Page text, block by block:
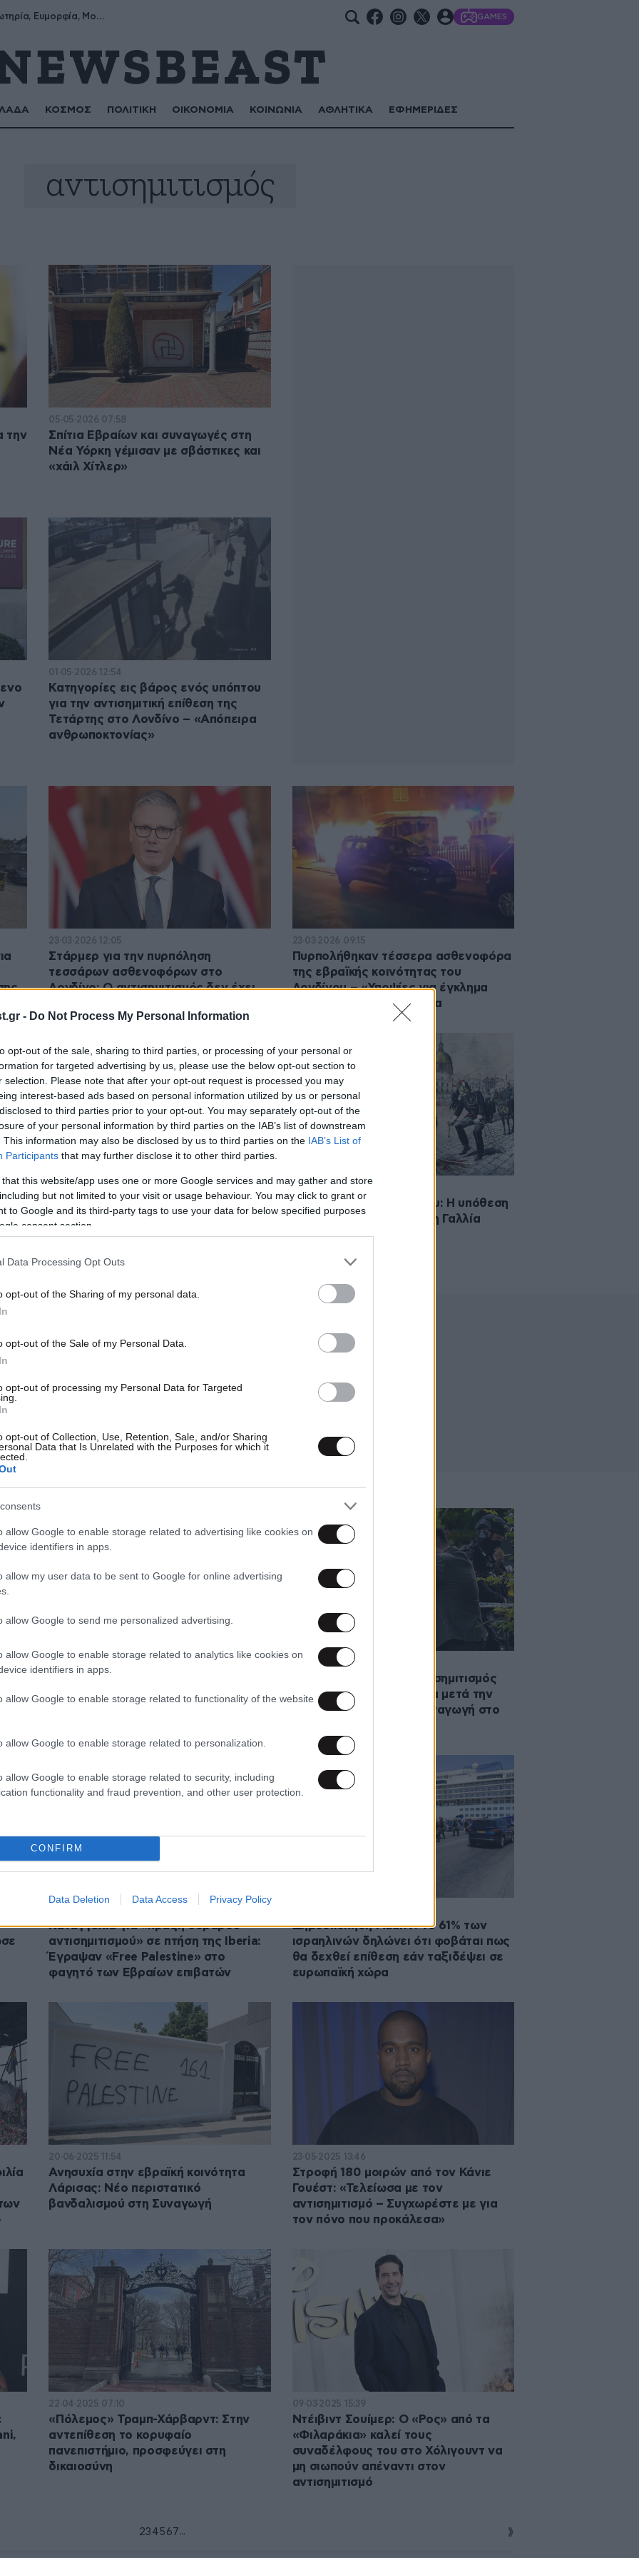
- Do Not Process My Personal Information
opt-out of the sale, sharing to third parties, or processing of your personal or
for targeted advertising by us, please use the below opt-out section to
selection. Please note that after your opt-out request is processed you may
interest-based ads based on personal information utilized by us or personal
to third parties prior to your opt-out. You may separately opt-out of the
of your personal information by third parties on the IAB’s list of downstream
This information may also be disclosed by us to third parties on the IAB’s List of
Participants that may further disclose it to other third parties.
that this website/app uses one or more Google services and may gather and store
but not limited to your visit or usage behaviour. You may click to grant or
to Google and its third-party tags to use your data for below specified purposes
consent section.
Data Processing Opt Outs
opt-out of the Sharing of my personal data.
opt-out of the Sale of my Personal Data.
opt-out of processing my Personal Data for Targeted
opt-out of Collection, Use, Retention, Sale, and/or Sharing
Data that Is Unrelated with the Purposes for which it
allow Google to enable storage related to advertising like cookies on
identifiers in apps.
allow my user data to be sent to Google for online advertising
allow Google to send me personalized advertising.
allow Google to enable storage related to analytics like cookies on
identifiers in apps.
allow Google to enable storage related to functionality of the website
allow Google to enable storage related to personalization.
allow Google to enable storage related to security, including
functionality and fraud prevention, and other user protection.
CONFIRM
Data Deletion Data Access Privacy Policy
Σωτήρης, Σωτηρία, Ευμορφία, Μορφούλα GAMES
ΚΟΣΜΟΣ ΠΟΛΙΤΙΚΗ ΟΙΚΟΝΟΜΙΑ ΚΟΙΝΩΝΙΑ ΑΘΛΗΤΙΚΑ ΕΦΗΜΕΡΙΔΕΣ
αντισημιτισμός
την
05·05·2026 07:58
Σπίτια Εβραίων και συναγωγές στη
Νέα Υόρκη γέμισαν με σβάστικες και
«χάιλ Χίτλερ»
01·05·2026 12:54
Κατηγορίες εις βάρος ενός υπόπτου
για την αντισημιτική επίθεση της
Τετάρτης στο Λονδίνο – «Aπόπειρα
ανθρωποκτονίας»
23·03·2026 12:05
Στάρμερ για την πυρπόληση
τεσσάρων ασθενοφόρων στο
Λονδίνο: Ο αντισημιτισμός δεν έχει
23·03·2026 09:15
Πυρπολήθηκαν τέσσερα ασθενοφόρα
της εβραϊκής κοινότητας του
Λονδίνου – «Υποψίες για έγκλημα
μίσους», λέει η αστυνομία
29·01·2026 09:20
Άνδρας έπεσε με το αυτοκίνητό του
σε είσοδο συναγωγής στη Νέα Υόρκη
– «Ο αντισημιτισμός δεν έχει θέση
05·01·2026 00:03
Σαν σήμερα 5 Ιανουαρίου: Η υπόθεση
Ντρέιφους που δίχασε τη Γαλλία
21·12·2025 17:06
Αυστραλία: Αποδοκίμασαν τον
Αυστραλό πρωθυπουργό στην
03·10·2025 11:50
Σε επίπεδα ρεκόρ ο αντισημιτισμός
στη Βρετανία – Ανησυχία μετά την
αιματηρή επίθεση σε συναγωγή στο
Καταγγελία για «πράξη σοβαρού
αντισημιτισμού» σε πτήση της Iberia:
Έγραψαν «Free Palestine» στο
φαγητό των Εβραίων επιβατών
Δημοσκόπηση Maariv: Το 61% των
ισραηλινών δηλώνει ότι φοβάται πως
θα δεχθεί επίθεση εάν ταξιδέψει σε
ευρωπαϊκή χώρα
20·06·2025 11:54
Ανησυχία στην εβραϊκή κοινότητα
Λάρισας: Νέο περιστατικό
βανδαλισμού στη Συναγωγή
23·05·2025 13:46
Στροφή 180 μοιρών από τον Κάνιε
Γουέστ: «Τελείωσα με τον
αντισημιτισμό – Συγχωρέστε με για
τον πόνο που προκάλεσα»
22·04·2025 07:10
«Πόλεμος» Τραμπ-Χάρβαρντ: Στην
αντεπίθεση το κορυφαίο
πανεπιστήμιο, προσφεύγει στη
δικαιοσύνη
09·03·2025 15:39
Ντέιβιντ Σουίμερ: Ο «Ρος» από τα
«Φιλαράκια» καλεί τους
συναδέλφους του στο Χόλιγουντ να
μη σιωπούν απέναντι στον
αντισημιτισμό
23 4 5 6 7 ...